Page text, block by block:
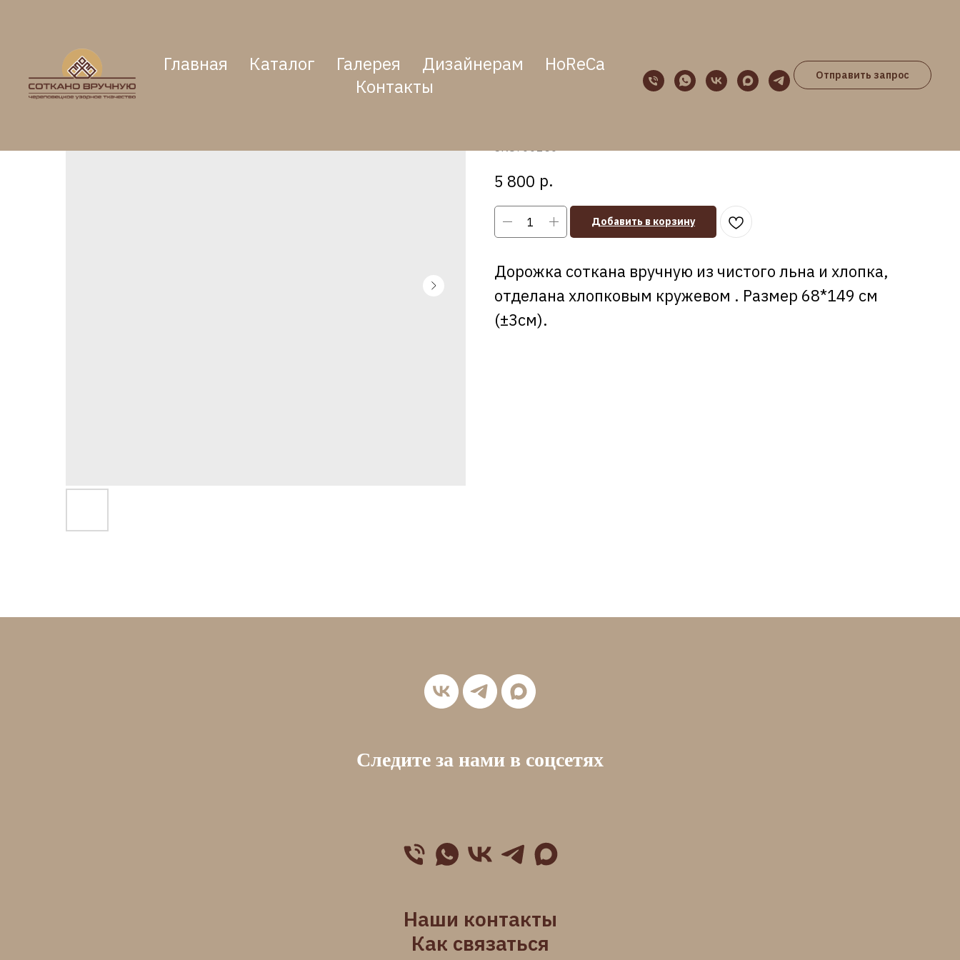
Главная Каталог Галерея Дизайнерам
HoReCa
Контакты
Отправить запрос
Дорожка "Череповецкий характер" с
SKU:00150
5 800 р.
Добавить в корзину
Дорожка соткана вручную из чистого льна и хлопка,
отделана хлопковым кружевом . Размер 68*149 см
(±3см).
Следите за нами в соцсетях
Наши контакты
Как связаться